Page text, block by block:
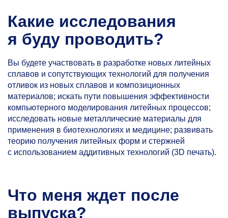
Какие исследования
я буду проводить?
Вы будете участвовать в разработке новых литейных
сплавов и сопутствующих технологий для получения
отливок из новых сплавов и композиционных
материалов; искать пути повышения эффективности
компьютерного моделирования литейных процессов;
исследовать новые металлические материалы для
применения в биотехнологиях и медицине; развивать
теорию получения литейных форм и стержней
с использованием аддитивных технологий (3D печать).
Что меня ждет после
выпуска?